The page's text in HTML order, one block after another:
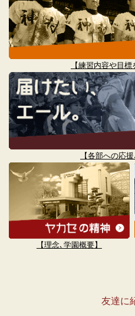
【練習内容や目標
【各部への応
【理念､学園概要】
友達に